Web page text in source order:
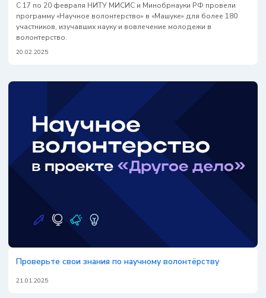
С 17 по 20 февраля НИТУ МИСИС и Минобрнауки РФ провели
программу «Научное волонтерство» в «Машуке» для более 180
участников, изучавших науку и вовлечение молодежи в
волонтерство.
20.02.2025
Проверьте свои знания по научному волонтёрству
21.01.2025